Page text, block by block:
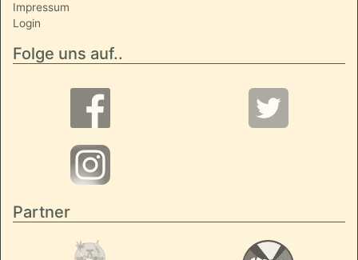
Impressum
Login
Folge uns auf..
Partner